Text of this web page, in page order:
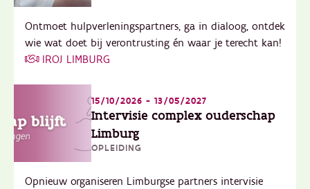
Ontmoet hulpverleningspartners, ga in dialoog, ontdek
wie wat doet bij verontrusting én waar je terecht kan!
IROJ LIMBURG
15/10/2026 - 13/05/2027
Intervisie complex ouderschap
Limburg
OPLEIDING
Opnieuw organiseren Limburgse partners intervisie